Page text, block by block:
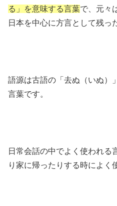
る」を意味する言葉で、元々
日本を中心に方言として残っ
語源は古語の「去ぬ（いぬ）
言葉です。
日常会話の中でよく使われる
り家に帰ったりする時によく